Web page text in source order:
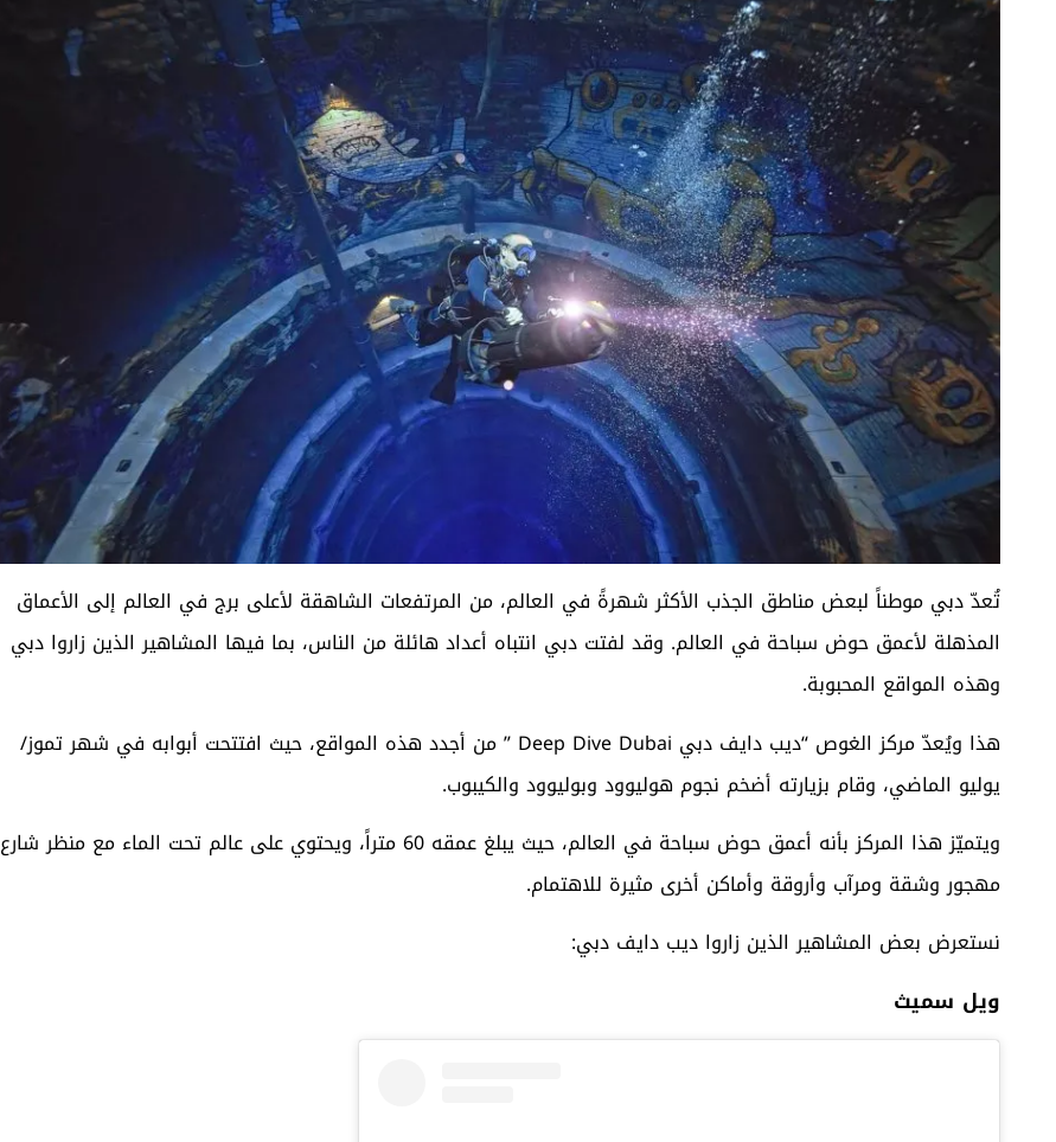
تُعدّ دبي موطناً لبعض مناطق الجذب الأكثر شهرةً في العالم، من المرتفعات الشاهقة لأعلى برج في العالم إلى الأعماق
المذهلة لأعمق حوض سباحة في العالم. وقد لفتت دبي انتباه أعداد هائلة من الناس، بما فيها المشاهير الذين زاروا دبي
وهذه المواقع المحبوبة.
هذا ويُعدّ مركز الغوص “ديب دايف دبي Deep Dive Dubai ” من أجدد هذه المواقع، حيث افتتحت أبوابه في شهر تموز/
يوليو الماضي، وقام بزيارته أضخم نجوم هوليوود وبوليوود والكيبوب.
ويتميّز هذا المركز بأنه أعمق حوض سباحة في العالم، حيث يبلغ عمقه 60 متراً، ويحتوي على عالم تحت الماء مع منظر شارع
مهجور وشقة ومرآب وأروقة وأماكن أخرى مثيرة للاهتمام.
نستعرض بعض المشاهير الذين زاروا ديب دايف دبي:
ويل سميث